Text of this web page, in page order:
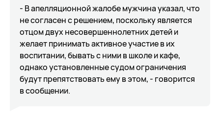
- В апелляционной жалобе мужчина указал, что
не согласен с решением, поскольку является
отцом двух несовершеннолетних детей и
желает принимать активное участие в их
воспитании, бывать с ними в школе и кафе,
однако установленные судом ограничения
будут препятствовать ему в этом, - говорится
в сообщении.